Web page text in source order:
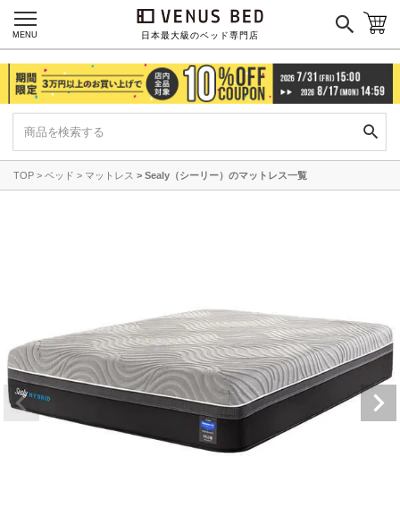
日本最大級のベッド専門店
MENU
TOP ベッド マットレス Sealy（シーリー）のマットレス一覧